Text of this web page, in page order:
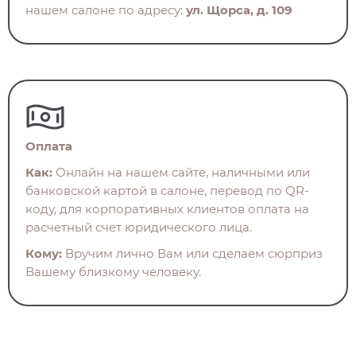
нашем салоне по адресу: ул. Щорса, д. 109
Оплата
Как: Онлайн на нашем сайте, наличными или
банковской картой в салоне, перевод по QR-
коду, для корпоративных клиентов оплата на
расчетный счет юридического лица.
Кому: Вручим лично Вам или сделаем сюрприз
Вашему близкому человеку.